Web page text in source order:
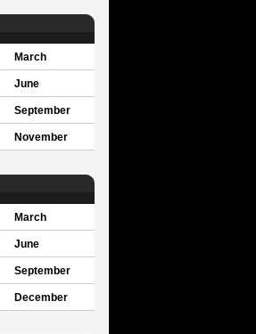
March
June
September
November
March
June
September
December